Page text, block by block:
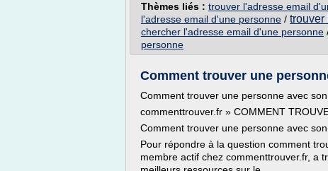
Thèmes liés : trouver l'adresse email
l'adresse email d'une personne / trouver
chercher l'adresse email d'une personne
personne
Comment trouver une
Comment trouver une personne avec
commenttrouver.fr » COMMENT
Comment trouver une personne avec
Pour répondre à la question comment
membre actif chez commenttrouver.fr, a